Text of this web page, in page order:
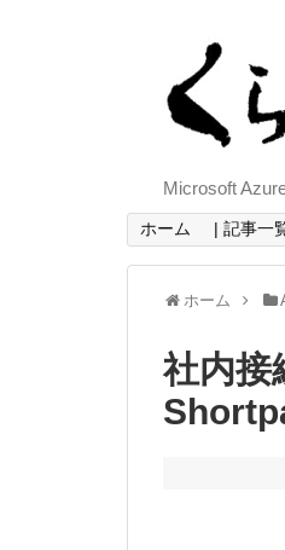
Microsoft
ホーム | 記事一
ホーム
社内接